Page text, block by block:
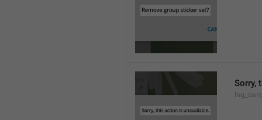
Sorry,